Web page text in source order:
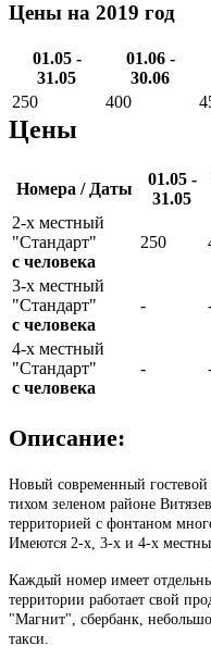
Цены на 2019 год
01.05 -
31.05
01.06 -
30.06
250
400
Цены
Номера / Даты
01.05 -
31.05
2-х местный
"Стандарт"
с человека
250
3-х местный
"Стандарт"
с человека
-
4-х местный
"Стандарт"
с человека
-
Описание:
Новый современный
тихом зеленом районе
территорией с фонтаном
Имеются 2-х, 3-х и 4-х
Каждый номер имеет
территории работает свой
"Магнит", сбербанк,
такси.